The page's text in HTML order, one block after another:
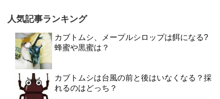
人気記事ランキング
カブトムシ、メープルシロップは餌になる?
蜂蜜や黒蜜は？
カブトムシは台風の前と後はいなくなる？採
れるのはどっち？